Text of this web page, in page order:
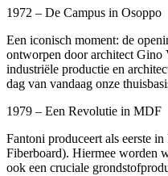
1972 – De Campus in Osoppo
Een iconisch moment: de
ontworpen door architect Gino
industriële productie en
dag van vandaag onze
1979 – Een Revolutie in MDF
Fantoni produceert als eerste
Fiberboard). Hiermee worden
ook een cruciale